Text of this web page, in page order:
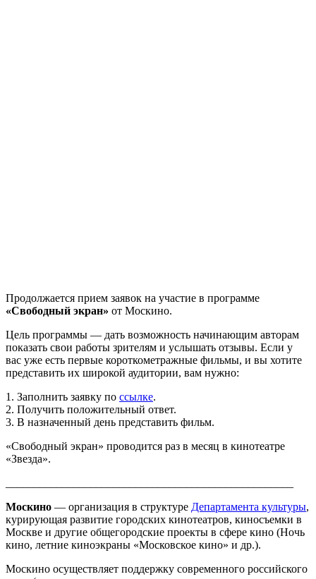
Продолжается прием заявок на участие в программе
«Свободный экран» от Москино.
Цель программы — дать возможность начинающим авторам
показать свои работы зрителям и услышать отзывы. Если у
вас уже есть первые короткометражные фильмы, и вы хотите
представить их широкой аудитории, вам нужно:
1. Заполнить заявку по ссылке.
2. Получить положительный ответ.
3. В назначенный день представить фильм.
«Свободный экран» проводится раз в месяц в кинотеатре
«Звезда».
Москино — организация в структуре Департамента культуры,
курирующая развитие городских кинотеатров, киносъемки в
Москве и другие общегородские проекты в сфере кино (Ночь
кино, летние киноэкраны «Московское кино» и др.).
Москино осуществляет поддержку современного российского